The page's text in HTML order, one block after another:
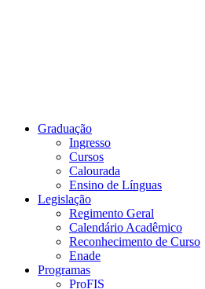
Graduação
Ingresso
Cursos
Calourada
Ensino de Línguas
Legislação
Regimento Geral
Calendário Acadêmico
Reconhecimento de Curso
Enade
Programas
ProFIS